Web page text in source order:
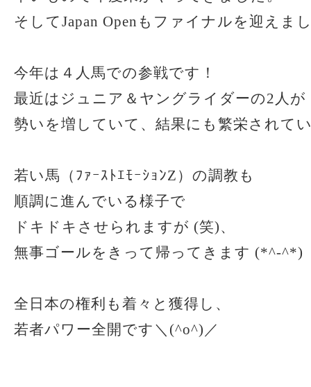
そしてJapan Openもファイナルを迎えま
今年は４人馬での参戦です！
最近はジュニア＆ヤングライダーの2人が
勢いを増していて、結果にも繁栄されて
若い馬（ﾌｧｰｽﾄｴﾓｰｼｮﾝZ）の調教も
順調に進んでいる様子で
ドキドキさせられますが (笑)、
無事ゴールをきって帰ってきます (*^-^*)
全日本の権利も着々と獲得し、
若者パワー全開です＼(^o^)／